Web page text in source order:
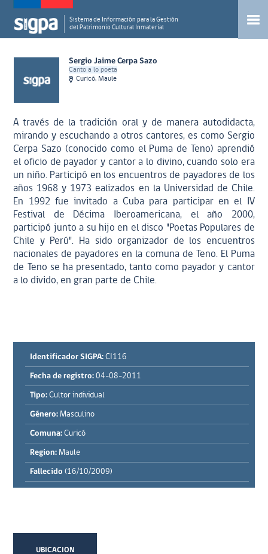
Sistema de Información para la Gestión
del Patrimonio Cultural Inmaterial
Sergio Jaime Cerpa Sazo
Canto a lo poeta
Curicó, Maule
A través de la tradición oral y de manera autodidacta,
mirando y escuchando a otros cantores, es como Sergio
Cerpa Sazo (conocido como el Puma de Teno) aprendió
el oficio de payador y cantor a lo divino, cuando solo era
un niño. Participó en los encuentros de payadores de los
años 1968 y 1973 ealizados en la Universidad de Chile.
En 1992 fue invitado a Cuba para participar en el IV
Festival de Décima Iberoamericana, el año 2000,
participó junto a su hijo en el disco "Poetas Populares de
Chile y Perú". Ha sido organizador de los encuentros
nacionales de payadores en la comuna de Teno. El Puma
de Teno se ha presentado, tanto como payador y cantor
a lo divido, en gran parte de Chile.
Identificador SIGPA: CI116
Fecha de registro: 04-08-2011
Tipo: Cultor individual
Género: Masculino
Comuna: Curicó
Region: Maule
Fallecido (16/10/2009)
UBICACION